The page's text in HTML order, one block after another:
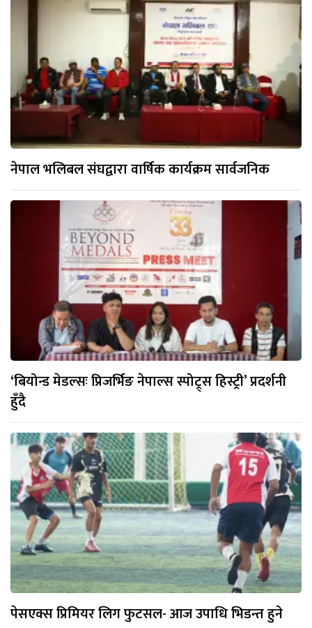
नेपाल भलिबल संघद्वारा वार्षिक कार्यक्रम सार्वजनिक
‘बियोन्ड मेडल्सः प्रिजर्भिङ नेपाल्स स्पोट्र्स हिस्ट्री’ प्रदर्शनी
हुँदै
पेसएक्स प्रिमियर लिग फुटसल- आज उपाधि भिडन्त हुने